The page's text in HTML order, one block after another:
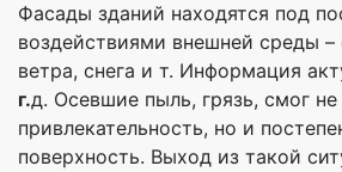
Фасады зданий находятся под
воздействиями внешней среды
ветра, снега и т. Информация
г.д. Осевшие пыль, грязь, смог
привлекательность, но и
поверхность. Выход из такой